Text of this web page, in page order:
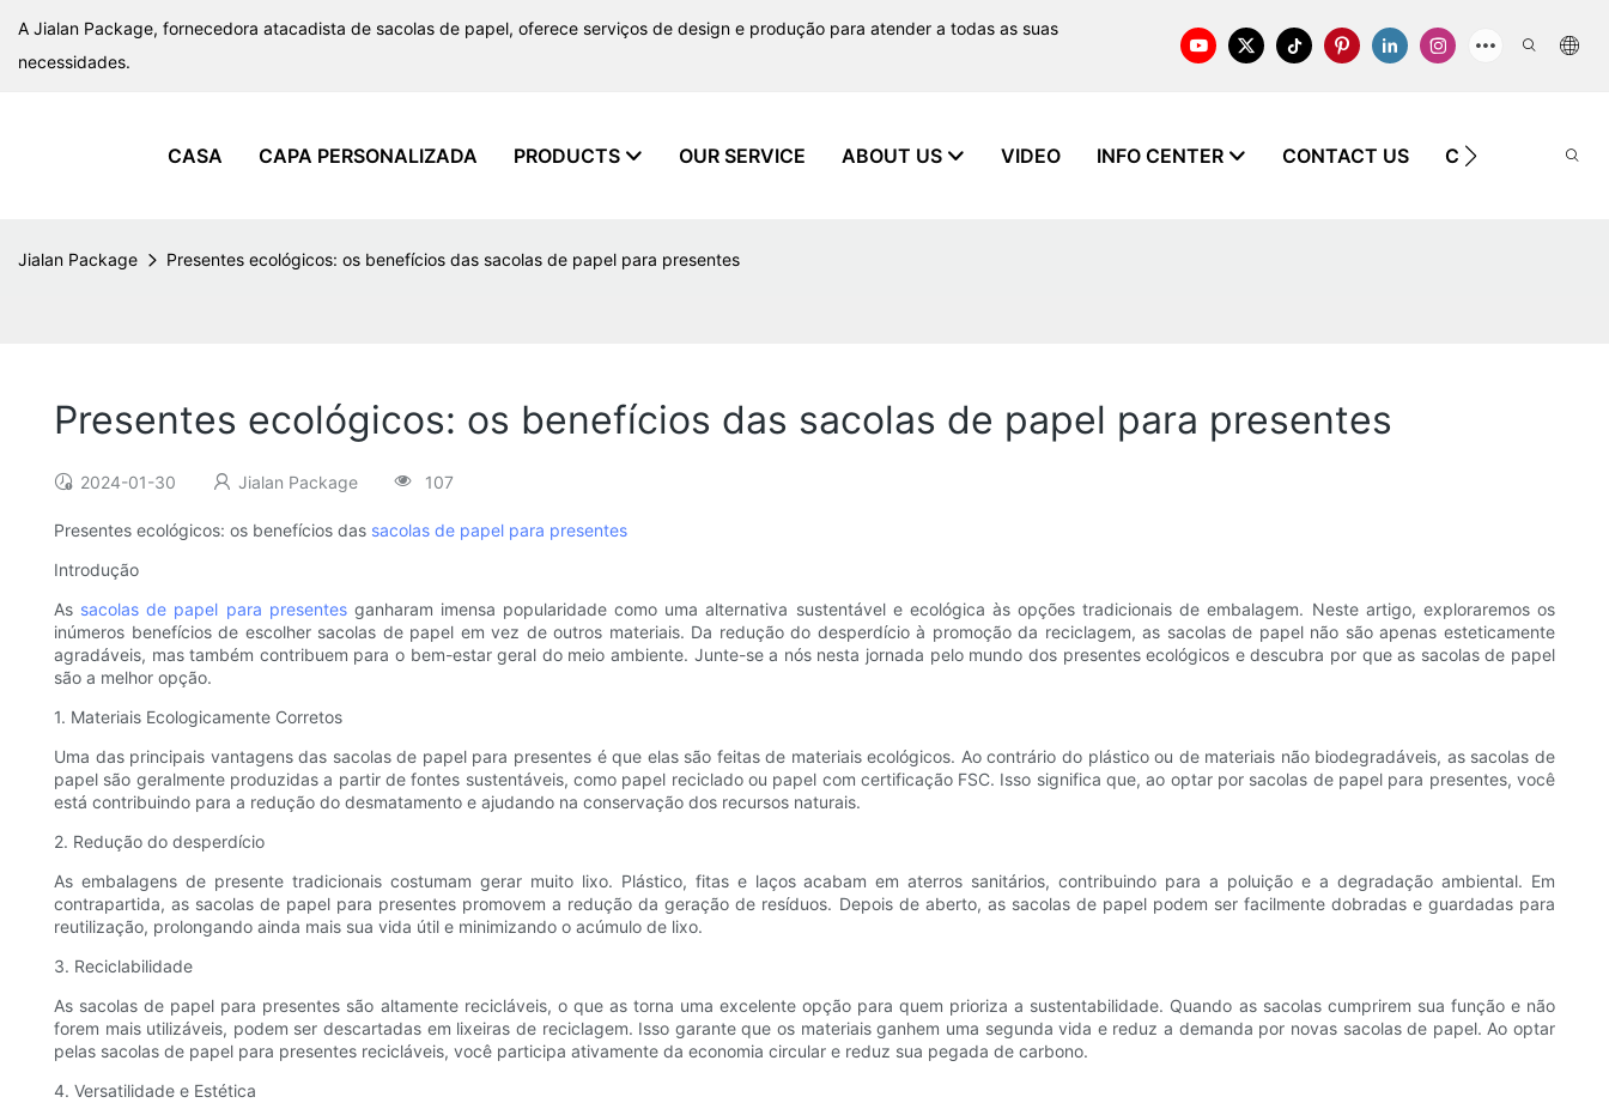
A Jialan Package, fornecedora atacadista de sacolas de papel, oferece serviços de design e produção para atender a todas as suas
necessidades.
CASA CAPA PERSONALIZADA PRODUCTS OUR SERVICE ABOUT US VIDEO INFO CENTER CONTACT US CONHECIMENTO
Jialan Package Presentes ecológicos: os benefícios das sacolas de papel para presentes
Presentes ecológicos: os benefícios das sacolas de papel para presentes
2024-01-30 Jialan Package 107
Presentes ecológicos: os benefícios das sacolas de papel para presentes
Introdução
As sacolas de papel para presentesganharam imensa popularidade como uma alternativa sustentável e ecológica às opções tradicionais de embalagem. Neste artigo, exploraremos os
inúmeros benefícios de escolher sacolas de papel em vez de outros materiais. Da redução do desperdício à promoção da reciclagem, as sacolas de papel não são apenas esteticamente
agradáveis, mas também contribuem para o bem-estar geral do meio ambiente. Junte-se a nós nesta jornada pelo mundo dos presentes ecológicos e descubra por que as sacolas de papel
são a melhor opção.
1. Materiais Ecologicamente Corretos
Uma das principais vantagens das sacolas de papel para presentes é que elas são feitas de materiais ecológicos. Ao contrário do plástico ou de materiais não biodegradáveis, as sacolas de
papel são geralmente produzidas a partir de fontes sustentáveis, como papel reciclado ou papel com certificação FSC. Isso significa que, ao optar por sacolas de papel para presentes, você
está contribuindo para a redução do desmatamento e ajudando na conservação dos recursos naturais.
2. Redução do desperdício
As embalagens de presente tradicionais costumam gerar muito lixo. Plástico, fitas e laços acabam em aterros sanitários, contribuindo para a poluição e a degradação ambiental. Em
contrapartida, as sacolas de papel para presentes promovem a redução da geração de resíduos. Depois de aberto, as sacolas de papel podem ser facilmente dobradas e guardadas para
reutilização, prolongando ainda mais sua vida útil e minimizando o acúmulo de lixo.
3. Reciclabilidade
As sacolas de papel para presentes são altamente recicláveis, o que as torna uma excelente opção para quem prioriza a sustentabilidade. Quando as sacolas cumprirem sua função e não
forem mais utilizáveis, podem ser descartadas em lixeiras de reciclagem. Isso garante que os materiais ganhem uma segunda vida e reduz a demanda por novas sacolas de papel. Ao optar
pelas sacolas de papel para presentes recicláveis, você participa ativamente da economia circular e reduz sua pegada de carbono.
4. Versatilidade e Estética